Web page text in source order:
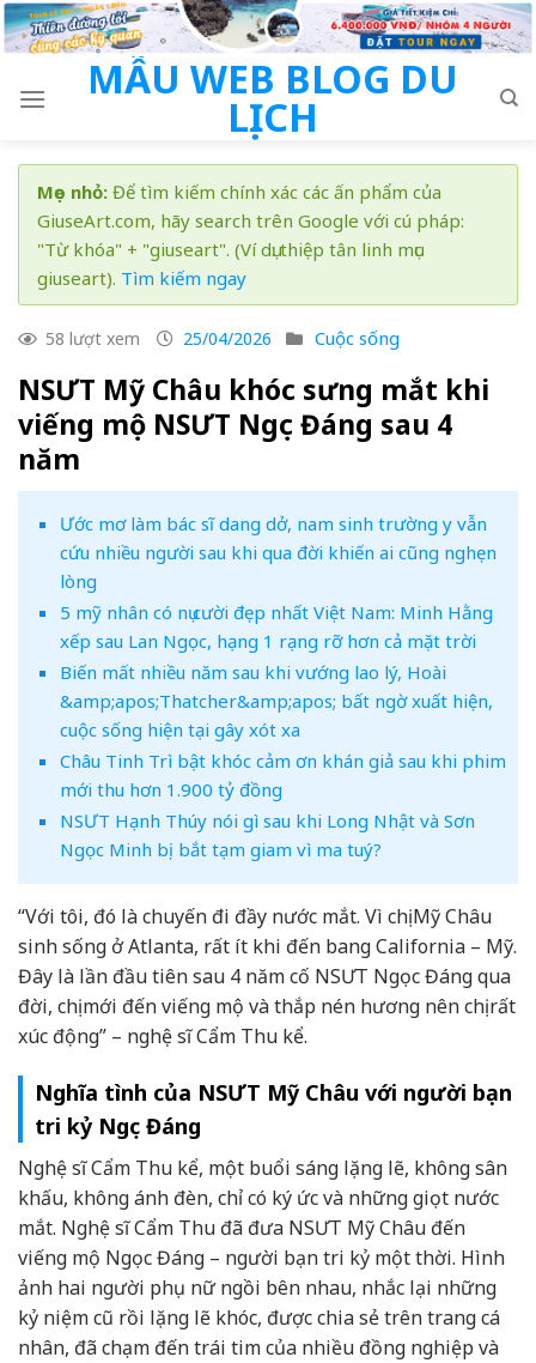
Skip
to
MẪU WEB BLOG DU
LỊCH
Mẹo nhỏ: Để tìm kiếm chính xác các ấn phẩm của
GiuseArt.com, hãy search trên Google với cú pháp:
"Từ khóa" + "giuseart". (Ví dụ: thiệp tân linh mục
giuseart). Tìm kiếm ngay
58 lượt xem 25/04/2026 Cuộc sống
NSƯT Mỹ Châu khóc sưng mắt khi
viếng mộ NSƯT Ngọc Đáng sau 4
năm
Ước mơ làm bác sĩ dang dở, nam sinh trường y vẫn
cứu nhiều người sau khi qua đời khiến ai cũng nghẹn
lòng
5 mỹ nhân có nụ cười đẹp nhất Việt Nam: Minh Hằng
xếp sau Lan Ngọc, hạng 1 rạng rỡ hơn cả mặt trời
Biến mất nhiều năm sau khi vướng lao lý, Hoài
&amp;apos;Thatcher&amp;apos; bất ngờ xuất hiện,
cuộc sống hiện tại gây xót xa
Châu Tinh Trì bật khóc cảm ơn khán giả sau khi phim
mới thu hơn 1.900 tỷ đồng
NSƯT Hạnh Thúy nói gì sau khi Long Nhật và Sơn
Ngọc Minh bị bắt tạm giam vì ma tuý?
“Với tôi, đó là chuyến đi đầy nước mắt. Vì chị Mỹ Châu
sinh sống ở Atlanta, rất ít khi đến bang California – Mỹ.
Đây là lần đầu tiên sau 4 năm cố NSƯT Ngọc Đáng qua
đời, chị mới đến viếng mộ và thắp nén hương nên chị rất
xúc động” – nghệ sĩ Cẩm Thu kể.
Nghĩa tình của NSƯT Mỹ Châu với người bạn
tri kỷ Ngọc Đáng
Nghệ sĩ Cẩm Thu kể, một buổi sáng lặng lẽ, không sân
khấu, không ánh đèn, chỉ có ký ức và những giọt nước
mắt. Nghệ sĩ Cẩm Thu đã đưa NSƯT Mỹ Châu đến
viếng mộ Ngọc Đáng – người bạn tri kỷ một thời. Hình
ảnh hai người phụ nữ ngồi bên nhau, nhắc lại những
kỷ niệm cũ rồi lặng lẽ khóc, được chia sẻ trên trang cá
nhân, đã chạm đến trái tim của nhiều đồng nghiệp và